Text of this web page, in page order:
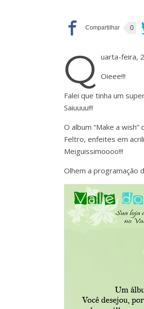
0
Q
uarta-feira,
Oieee!!!
Falei que tinha um
Saiuuuu!!!
O album “Make a
Feltro, enfeites em
Meiguissimoooo!!!
Olhem a programação